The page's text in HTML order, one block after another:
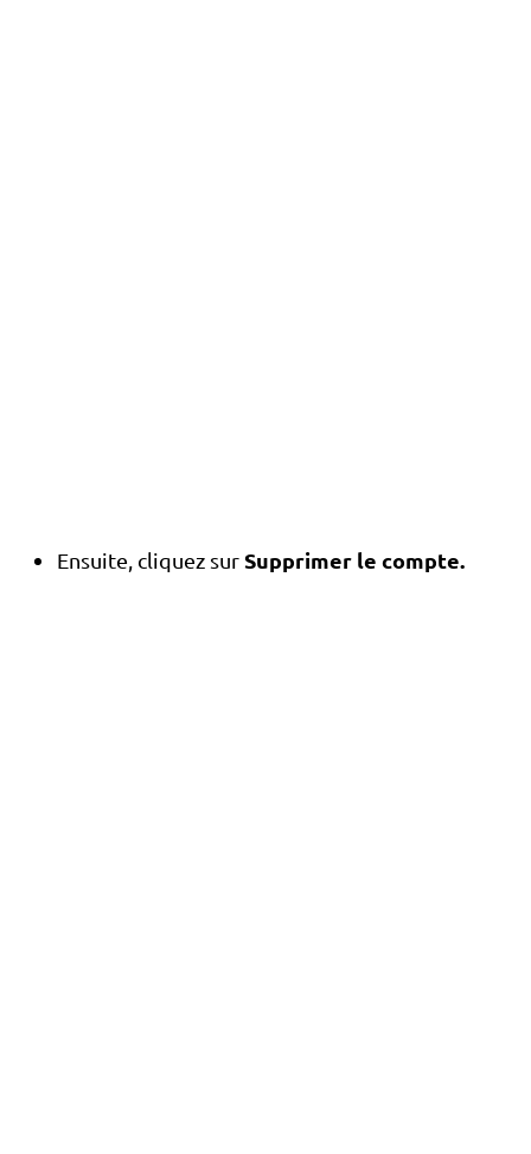
Ensuite, cliquez surSupprimer le compte.